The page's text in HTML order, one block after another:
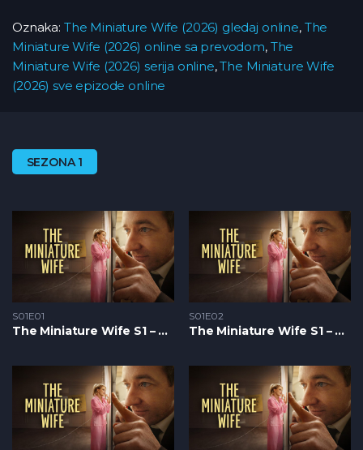
Oznaka: The Miniature Wife (2026) gledaj online, The
Miniature Wife (2026) online sa prevodom, The
Miniature Wife (2026) serija online,The Miniature Wife
(2026) sve epizode online
SEZONA 1
S01E01
The Miniature Wife S1 – Epizoda 01
S01E02
The Miniature Wife S1 – Epizoda 02